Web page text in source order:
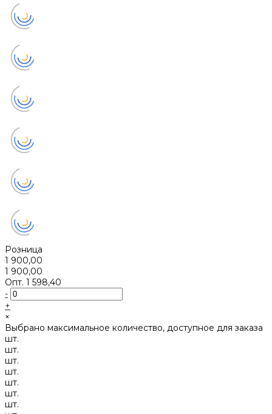
Розница
1 900,00
1 900,00
Опт. 1 598,40
-
+
×
Выбрано максимальное количество, доступное для заказа
шт.
шт.
шт.
шт.
шт.
шт.
шт.